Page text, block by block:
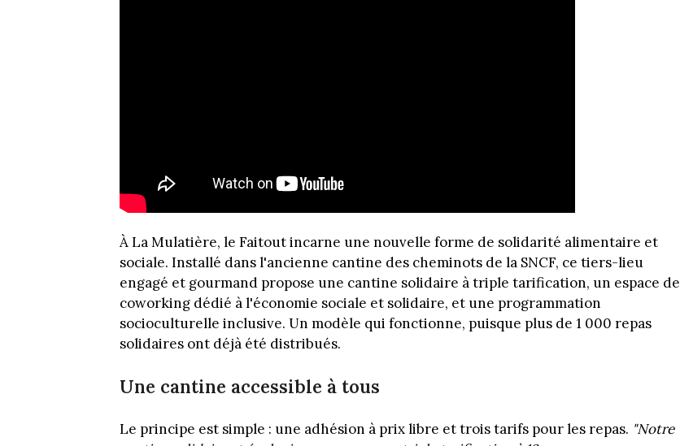
À La Mulatière, le Faitout incarne une nouvelle forme de solidarité alimentaire et
sociale. Installé dans l'ancienne cantine des cheminots de la SNCF, ce tiers-lieu
engagé et gourmand propose une cantine solidaire à triple tarification, un espace de
coworking dédié à l'économie sociale et solidaire, et une programmation
socioculturelle inclusive. Un modèle qui fonctionne, puisque plus de 1 000 repas
solidaires ont déjà été distribués.
Une cantine accessible à tous
Le principe est simple : une adhésion à prix libre et trois tarifs pour les repas. "Notre